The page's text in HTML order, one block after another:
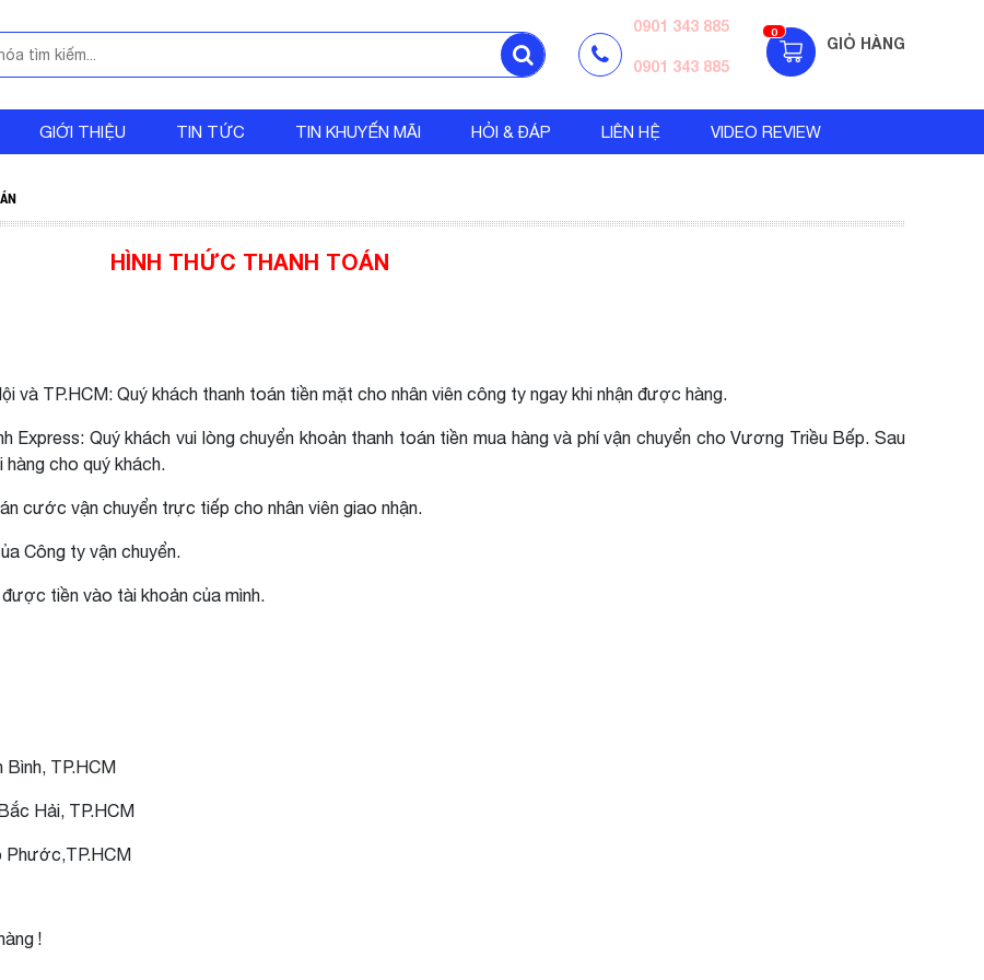
0901 343 885
0901 343 885
0
GIỎ HÀNG
GIỚI THIỆU TIN TỨC TIN KHUYẾN MÃI HỎI & ĐÁP LIÊN HỆ VIDEO REVIEW
HÌNH THỨC THANH TOÁN
và TP.HCM: Quý khách thanh toán tiền mặt cho nhân viên công ty ngay khi nhận được hàng.
Express: Quý khách vui lòng chuyển khoản thanh toán tiền mua hàng và phí vận chuyển cho Vương Triều Bếp. Sau
cho quý khách.
cước vận chuyển trực tiếp cho nhân viên giao nhận.
Công ty vận chuyển.
tiền vào tài khoản của mình.
TP.HCM
Hải, TP.HCM
Phước,TP.HCM
!